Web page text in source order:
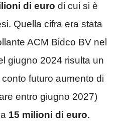
di euro di cui si è
Quella cifra era stata
ACM Bidco BV nel
giugno 2024 risulta un
futuro aumento di
entro giugno 2027)
15 milioni di euro.